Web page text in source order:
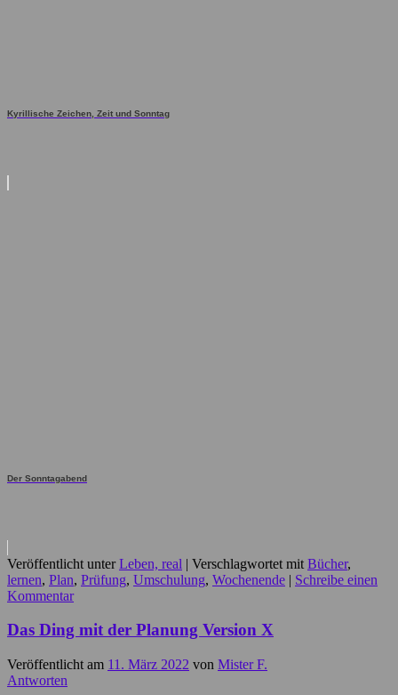
Kyrillische Zeichen, Zeit und Sonntag
Der Sonntagabend
Veröffentlicht unter Leben, real | Verschlagwortet mit Bücher,
lernen, Plan, Prüfung, Umschulung, Wochenende | Schreibe einen
Kommentar
Das Ding mit der Planung Version X
Veröffentlicht am 11. März 2022 von Mister F.
Antworten